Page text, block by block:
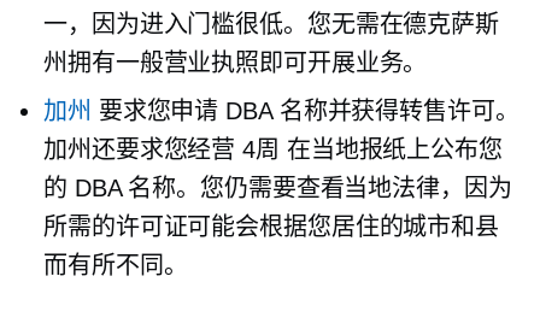
一，因为进入门槛很低。您无需在德克萨斯
州拥有一般营业执照即可开展业务。
加州 要求您申请 DBA 名称并获得转售许可。
加州还要求您经营4周 在当地报纸上公布您
的 DBA 名称。您仍需要查看当地法律，因为
所需的许可证可能会根据您居住的城市和县
而有所不同。